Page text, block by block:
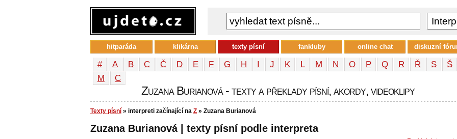
# A B C Č D E F G H I J K L M N O P Q R Ř S
Š
М
С
Zuzana Burianová - texty a překlady písní, akordy, videoklipy
Texty písní » interpreti začínající na Z » Zuzana Burianová
Zuzana Burianová | texty písní podle interpreta
hitparáda klikárna texty písní fankluby online chat diskuzní